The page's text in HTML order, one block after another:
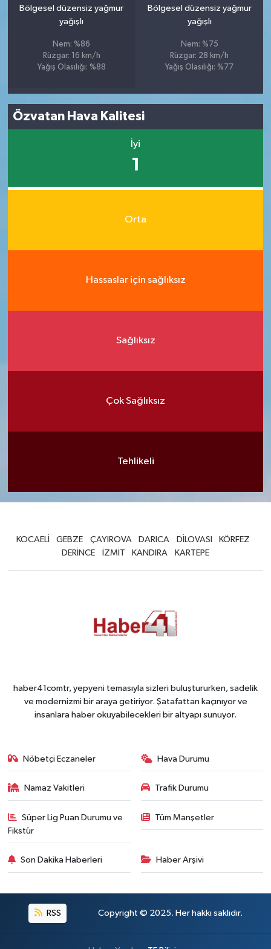
Bölgesel düzensiz yağmur
yağışlı
Nem: %86
Rüzgar: 16 km/h
Yağış Olasılığı: %88
Bölgesel düzensiz yağmur
yağışlı
Nem: %75
Rüzgar: 28 km/h
Yağış Olasılığı: %77
Özvatan Hava Kalitesi
İyi
1
Orta
Hassaslar için sağlıksız
Sağlıksız
Çok Sağlıksız
Tehlikeli
KOCAELİ GEBZE ÇAYIROVA DARICA DİLOVASI
KÖRFEZ
DERİNCE
İZMİT KANDIRA KARTEPE
haber41comtr, yepyeni temasıyla sizleri buluştururken, sadelik
ve modernizmi bir araya getiriyor. Şatafattan kaçınıyor ve
insanlara haber okuyabilecekleri bir altyapı sunuyor.
Nöbetçi Eczaneler Hava Durumu
Namaz Vakitleri Trafik Durumu
Süper Lig Puan Durumu ve
Fikstür
Tüm Manşetler
Son Dakika Haberleri Haber Arşivi
RSS Copyright © 2025. Her hakkı saklıdır.